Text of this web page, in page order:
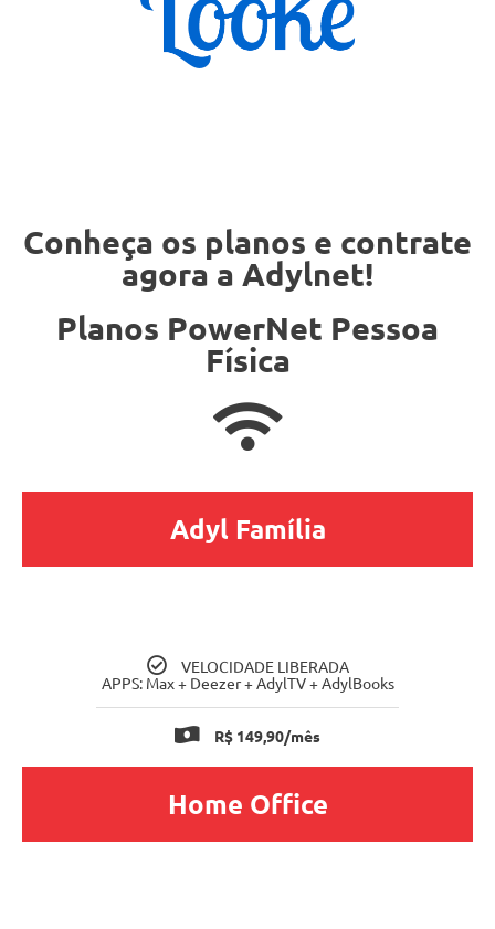
Conheça os planos e contrate
agora a Adylnet!
Planos PowerNet Pessoa
Física
Adyl Família
VELOCIDADE LIBERADA
APPS: Max + Deezer + AdylTV + AdylBooks
R$ 149,90/mês
Home Office